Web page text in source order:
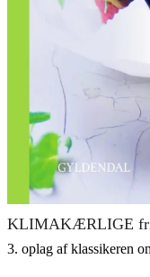
KLIMAKÆRLIGE
3. oplag af klassikeren